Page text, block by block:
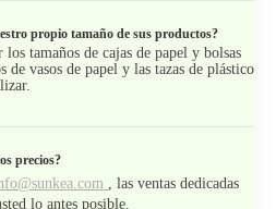
propio tamaño de sus productos?
los tamaños de cajas de papel y bolsas
de vasos de papel y las tazas de plástico
precios?
, las ventas dedicadas
lo antes posible.